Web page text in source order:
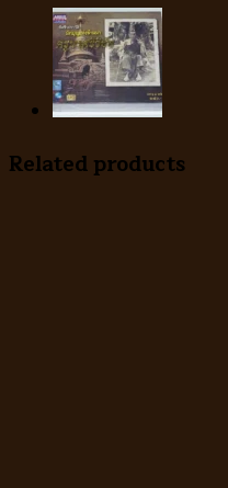
Related products